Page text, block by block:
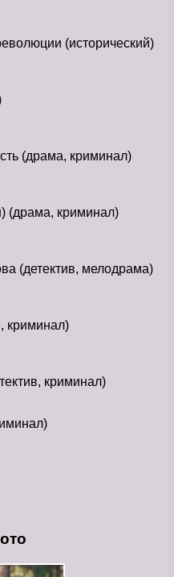
(исторический)
(драма, криминал)
(драма, криминал)
(детектив, мелодрама)
криминал)
криминал)